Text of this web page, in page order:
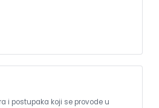
i postupaka koji se provode u